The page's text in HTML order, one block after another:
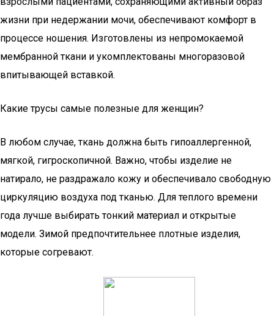
жизни при недержании мочи, обеспечивают комфорт в
процессе ношения. Изготовлены из непромокаемой
мембранной ткани и укомплектованы многоразовой
впитывающей вставкой.
Какие трусы самые полезные для женщин?
В любом случае, ткань должна быть гипоаллергенной,
мягкой, гигроскопичной. Важно, чтобы изделие не
натирало, не раздражало кожу и обеспечивало свободную
циркуляцию воздуха под тканью. Для теплого времени
года лучше выбирать тонкий материал и открытые
модели. Зимой предпочтительнее плотные изделия,
которые согревают.